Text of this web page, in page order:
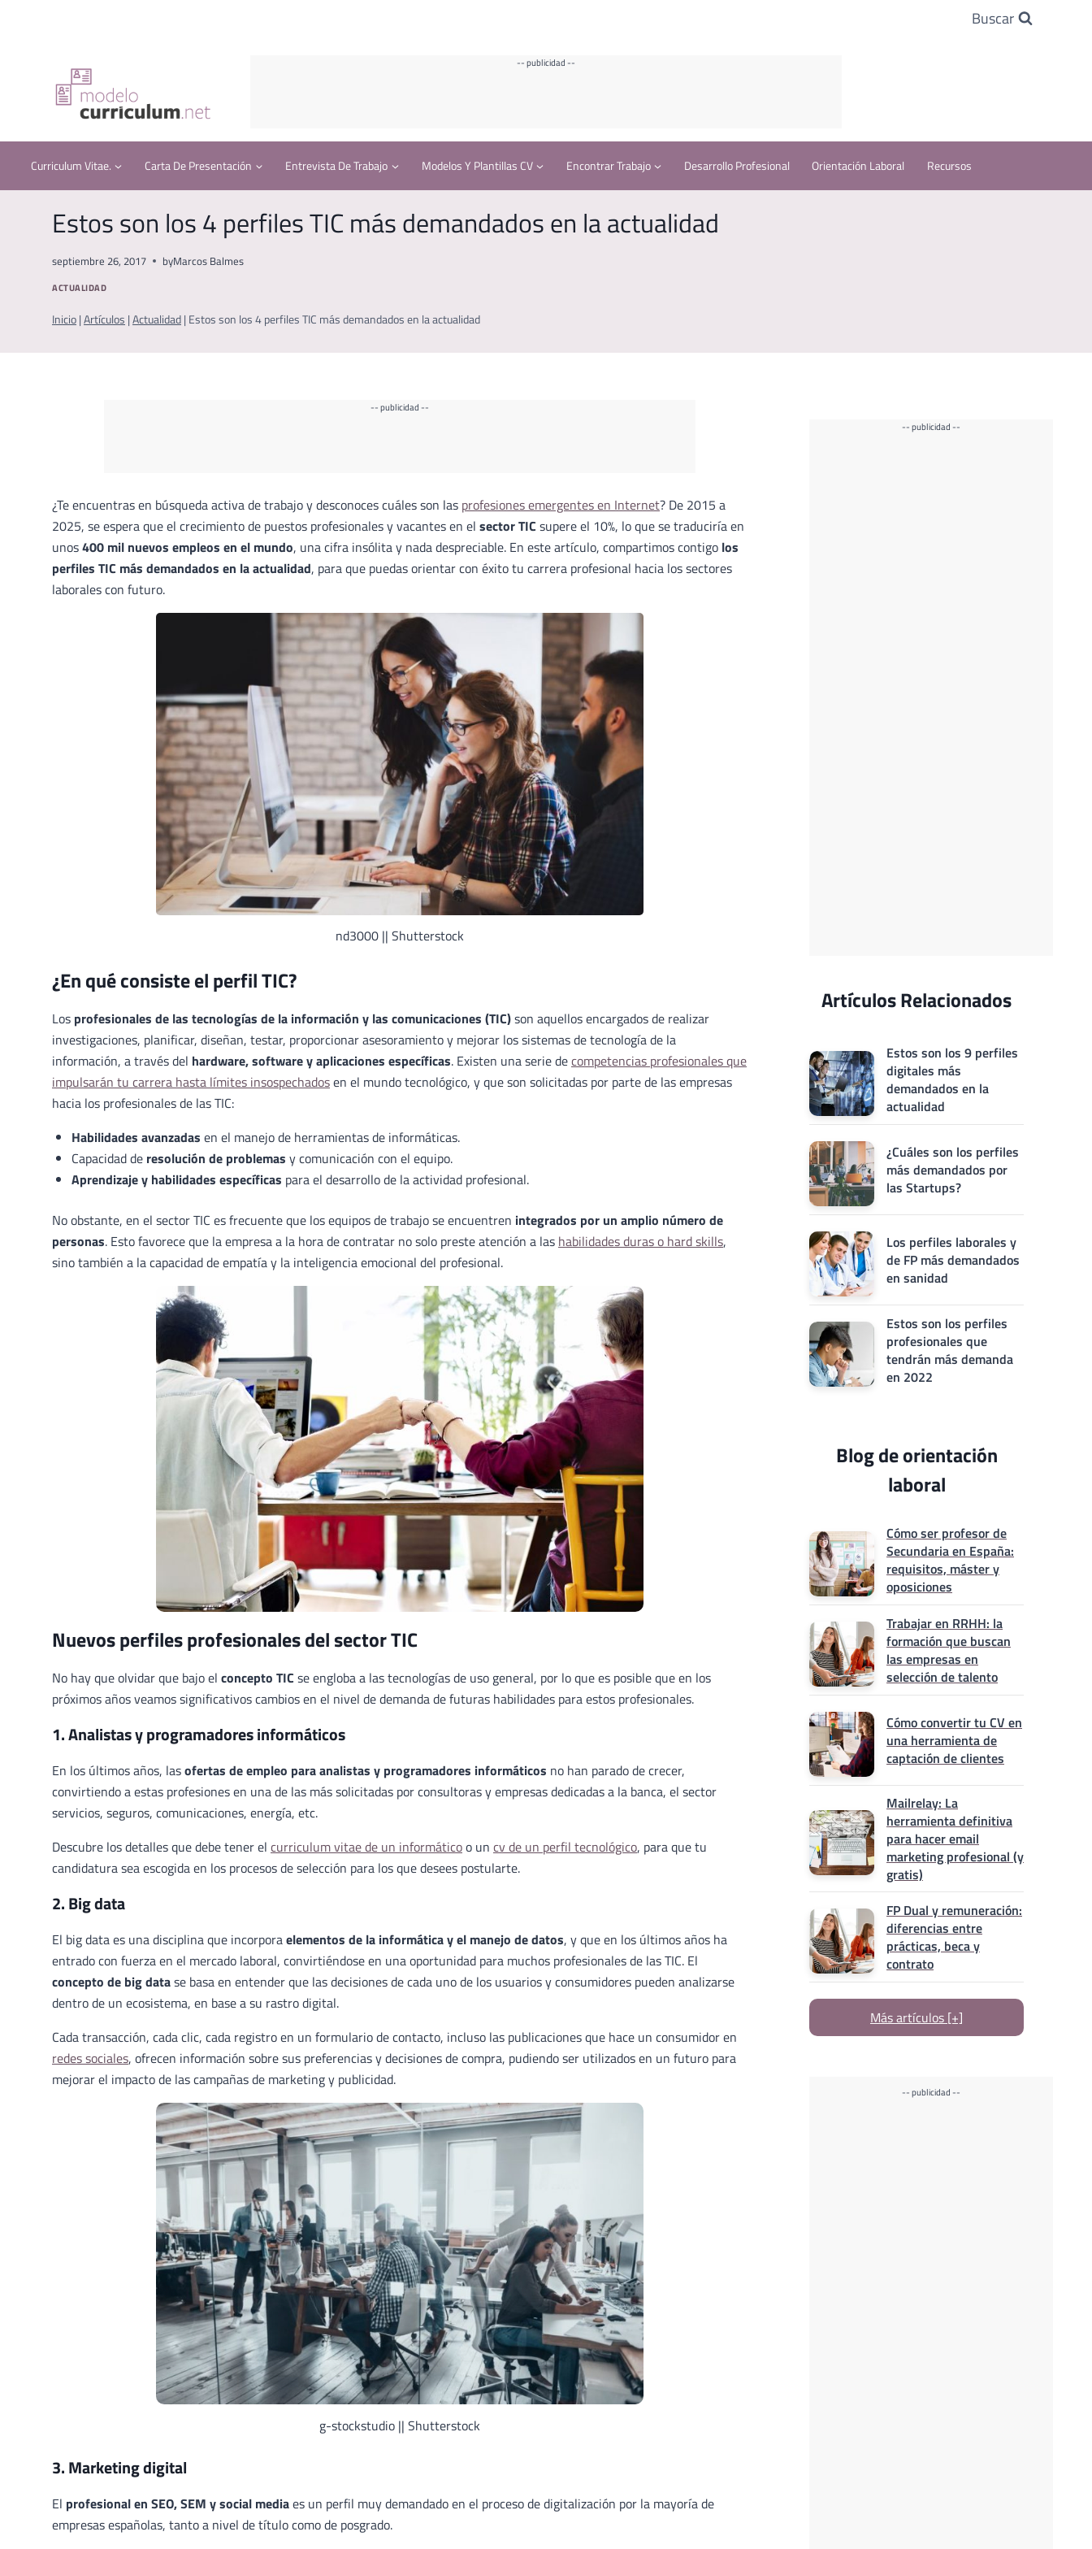
Buscar
-- publicidad --
Curriculum Vitae. Carta De Presentación Entrevista De Trabajo Modelos Y Plantillas CV Encontrar Trabajo Desarrollo Profesional Orientación Laboral Recursos
Estos son los 4 perfiles TIC más demandados en la actualidad
septiembre 26, 2017 byMarcos Balmes
ACTUALIDAD
Inicio | Artículos | Actualidad | Estos son los 4 perfiles TIC más demandados en la actualidad
-- publicidad --
¿Te encuentras en búsqueda activa de trabajo y desconoces cuáles son las profesiones emergentes en Internet? De 2015 a
2025, se espera que el crecimiento de puestos profesionales y vacantes en el sector TIC supere el 10%, lo que se traduciría en
unos400 mil nuevos empleos en el mundo, una cifra insólita y nada despreciable. En este artículo, compartimos contigo los
perfiles TIC más demandados en la actualidad, para que puedas orientar con éxito tu carrera profesional hacia los sectores
laborales con futuro.
nd3000 || Shutterstock
¿En qué consiste el perfil TIC?
Los profesionales de las tecnologías de la información y las comunicaciones (TIC)son aquellos encargados de realizar
investigaciones, planificar, diseñan, testar, proporcionar asesoramiento y mejorar los sistemas de tecnología de la
información, a través del hardware, software y aplicaciones específicas. Existen una serie decompetencias profesionales que
impulsarán tu carrera hasta límites insospechadosen el mundo tecnológico, y que son solicitadas por parte de las empresas
hacia los profesionales de las TIC:
Habilidades avanzadas en el manejo de herramientas de informáticas.
Capacidad de resolución de problemas y comunicación con el equipo.
Aprendizaje y habilidades específicas para el desarrollo de la actividad profesional.
No obstante, en el sector TIC es frecuente que los equipos de trabajo se encuentren integrados por un amplio número de
personas. Esto favorece que la empresa a la hora de contratar no solo preste atención a las habilidades duras o hard skills,
sino también a la capacidad de empatía y la inteligencia emocional del profesional.
Nuevos perfiles profesionales del sector TIC
No hay que olvidar que bajo el concepto TIC se engloba a las tecnologías de uso general, por lo que es posible que en los
próximos años veamos significativos cambios en el nivel de demanda de futuras habilidades para estos profesionales.
1. Analistas y programadores informáticos
En los últimos años, lasofertas de empleo para analistas y programadores informáticos no han parado de crecer,
convirtiendo a estas profesiones en una de las más solicitadas por consultoras y empresas dedicadas a la banca, el sector
servicios, seguros, comunicaciones, energía, etc.
Descubre los detalles que debe tener el curriculum vitae de un informáticoo un cv de un perfil tecnológico, para que tu
candidatura sea escogida en los procesos de selección para los que desees postularte.
2. Big data
El big data es una disciplina que incorporaelementos de la informática y el manejo de datos, y que en los últimos años ha
entrado con fuerza en el mercado laboral, convirtiéndose en una oportunidad para muchos profesionales de las TIC. El
concepto de big datase basa en entender que las decisiones de cada uno de los usuarios y consumidores pueden analizarse
dentro de un ecosistema, en base a su rastro digital.
Cada transacción, cada clic, cada registro en un formulario de contacto, incluso las publicaciones que hace un consumidor en
redes sociales, ofrecen información sobre sus preferencias y decisiones de compra, pudiendo ser utilizados en un futuro para
mejorar el impacto de las campañas de marketing y publicidad.
g-stockstudio || Shutterstock
3. Marketing digital
El profesional en SEO, SEM y social mediaes un perfil muy demandado en el proceso de digitalización por la mayoría de
empresas españolas, tanto a nivel de título como de posgrado.
-- publicidad --
Artículos Relacionados
Estos son los 9 perfiles
digitales más
demandados en la
actualidad
¿Cuáles son los perfiles
más demandados por
las Startups?
Los perfiles laborales y
de FP más demandados
en sanidad
Estos son los perfiles
profesionales que
tendrán más demanda
en 2022
Blog de orientación
laboral
Cómo ser profesor de
Secundaria en España:
requisitos, máster y
oposiciones
Trabajar en RRHH: la
formación que buscan
las empresas en
selección de talento
Cómo convertir tu CV en
una herramienta de
captación de clientes
Mailrelay: La
herramienta definitiva
para hacer email
marketing profesional (y
gratis)
FP Dual y remuneración:
diferencias entre
prácticas, beca y
contrato
Más artículos [+]
-- publicidad --